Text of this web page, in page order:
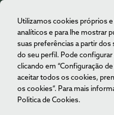
Utilizamos cookies próprios
analíticos e para lhe mostrar
suas preferências a partir
do seu perfil. Pode
clicando em “Configuração
aceitar todos os cookies,
os cookies”. Para mais
Politica de Cookies.